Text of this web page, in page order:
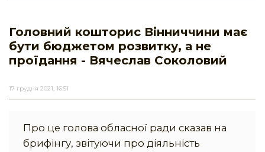
Головний кошторис Вінниччини має
бути бюджетом розвитку, а не
проїдання - Вячеслав Соколовий
17 грудня 2021, 16:51
Про це голова обласної ради сказав на
брифінгу, звітуючи про діяльність